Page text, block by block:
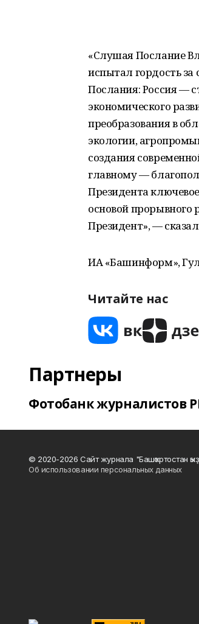
«Слушая Послание
испытал гордость за
Послания: Россия —
экономического
преобразования в
экологии,
создания
главному —
Президента
основой прорывного
Президент», —
ИА «Башинформ»,
Читайте нас
Партнеры
Фотобанк журналистов
© 2020-2026 Сайт журнала "Башҡортостан
Об использовании персональных данных